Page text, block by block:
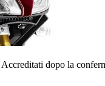
Accreditati dopo la